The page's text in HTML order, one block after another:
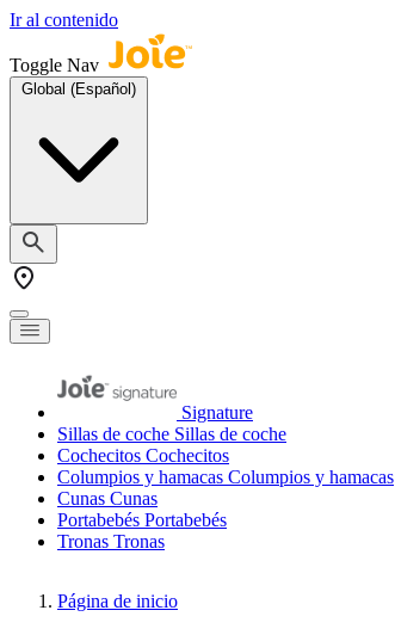
Ir al contenido
Toggle Nav
Global (Español)
Signature
Sillas de coche Sillas de coche
Cochecitos Cochecitos
Columpios y hamacas Columpios y hamacas
Cunas Cunas
Portabebés Portabebés
Tronas Tronas
Página de inicio